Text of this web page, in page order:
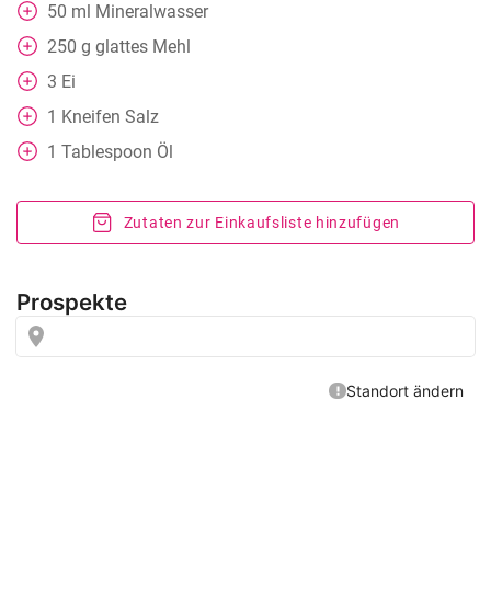
50 ml Mineralwasser
250 g glattes Mehl
3 Ei
1 Kneifen Salz
1 Tablespoon Öl
Zutaten zur Einkaufsliste hinzufügen